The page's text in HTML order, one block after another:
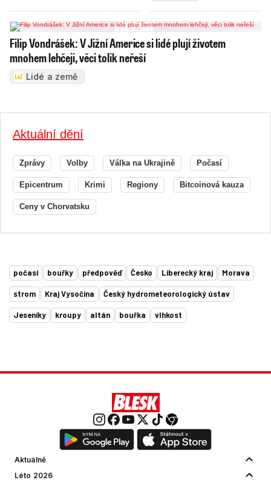
Filip Vondrášek: V Jižní Americe si lidé plují životem
mnohem lehčeji, věci tolik neřeší
Lidé a země
Aktuální dění
Zprávy Volby Válka na Ukrajině Počasí
Epicentrum Krimi Regiony Bitcoinová kauza
Ceny v Chorvatsku
počasí bouřky předpověď Česko Liberecký kraj Morava
strom Kraj Vysočina Český hydrometeorologický ústav
Jeseníky kroupy altán bouřka vlhkost
Aktuálně
Léto 2026